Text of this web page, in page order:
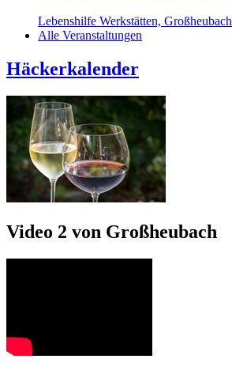
Lebenshilfe Werkstätten, Großheubach
Alle Veranstaltungen
Häckerkalender
Video 2 von Großheubach